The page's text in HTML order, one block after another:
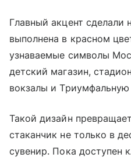
Главный акцент сделали
выполнена в красном
узнаваемые символы
детский магазин,
вокзалы и Триумфальную
Такой дизайн
стаканчик не только в
сувенир. Пока доступен